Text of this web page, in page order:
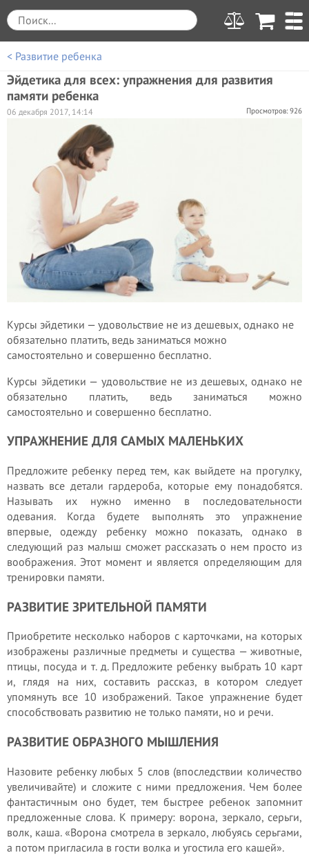
< Развитие ребенка
Эйдетика для всех: упражнения для развития
памяти ребенка
Просмотров: 926
06 декабря 2017, 14:14
Курсы эйдетики — удовольствие не из дешевых, однако не
обязательно платить, ведь заниматься можно
самостоятельно и совершенно бесплатно.
Курсы эйдетики — удовольствие не из дешевых, однако не
обязательно платить, ведь заниматься можно
самостоятельно и совершенно бесплатно.
УПРАЖНЕНИЕ ДЛЯ САМЫХ МАЛЕНЬКИХ
Предложите ребенку перед тем, как выйдете на прогулку,
назвать все детали гардероба, которые ему понадобятся.
Называть их нужно именно в последовательности
одевания. Когда будете выполнять это упражнение
впервые, одежду ребенку можно показать, однако в
следующий раз малыш сможет рассказать о нем просто из
воображения. Этот момент и является определяющим для
тренировки памяти.
РАЗВИТИЕ ЗРИТЕЛЬНОЙ ПАМЯТИ
Приобретите несколько наборов с карточками, на которых
изображены различные предметы и существа — животные,
птицы, посуда и т. д. Предложите ребенку выбрать 10 карт
и, глядя на них, составить рассказ, в котором следует
упомянуть все 10 изображений. Такое упражнение будет
способствовать развитию не только памяти, но и речи.
РАЗВИТИЕ ОБРАЗНОГО МЫШЛЕНИЯ
Назовите ребенку любых 5 слов (впоследствии количество
увеличивайте) и сложите с ними предложения. Чем более
фантастичным оно будет, тем быстрее ребенок запомнит
предложенные слова. К примеру: ворона, зеркало, серьги,
волк, каша. «Ворона смотрела в зеркало, любуясь серьгами,
а потом пригласила в гости волка и угостила его кашей».